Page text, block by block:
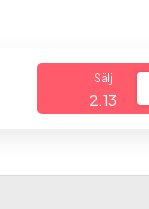
Sälj
2.13